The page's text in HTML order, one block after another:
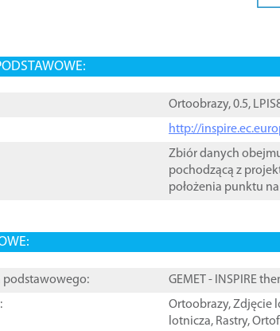
Ortoobrazy, 0.5,
http://
Zbiór danych
pochodzącą z
położenia punktu
podstawowego:
GEMET - INSPIRE
Ortoobrazy,Zdjęcie
lotnicza, Rastry,